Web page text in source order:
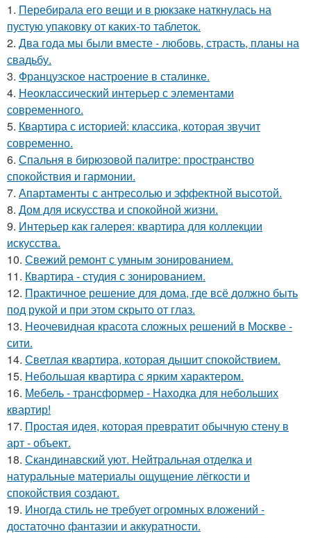
1. Перебирала его вещи и в рюкзаке наткнулась на
пустую упаковку от каких-то таблеток.
2. Два года мы были вместе - любовь, страсть, планы на
свадьбу.
3. Французское настроение в сталинке.
4. Неоклассический интерьер с элементами
современного.
5. Квартира с историей: классика, которая звучит
современно.
6. Спальня в бирюзовой палитре: пространство
спокойствия и гармонии.
7. Апартаменты с антресолью и эффектной высотой.
8. Дом для искусства и спокойной жизни.
9. Интерьер как галерея: квартира для коллекции
искусства.
10. Свежий ремонт с умным зонированием.
11. Квартира - студия с зонированием.
12. Практичное решение для дома, где всё должно быть
под рукой и при этом скрыто от глаз.
13. Неочевидная красота сложных решений в Москве -
сити.
14. Светлая квартира, которая дышит спокойствием.
15. Небольшая квартира с ярким характером.
16. Мебель - трансформер - Находка для небольших
квартир!
17. Простая идея, которая превратит обычную стену в
арт - объект.
18. Скандинавский уют. Нейтральная отделка и
натуральные материалы ощущение лёгкости и
спокойствия создают.
19. Иногда стиль не требует огромных вложений -
достаточно фантазии и аккуратности.